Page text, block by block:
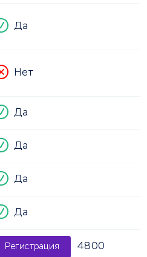
Да
Нет
Да
Да
Да
Да
Регистрация 4800